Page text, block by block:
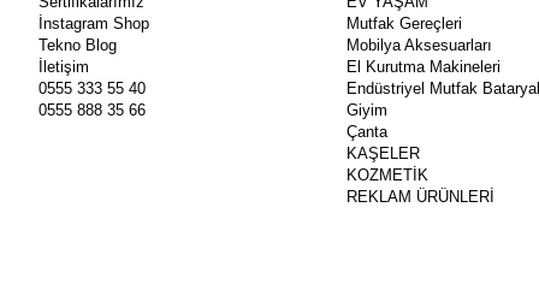
İnstagram Shop
Tekno Blog
İletişim
0555 333 55 40
0555 888 35 66
Mutfak Gereçleri
Mobilya Aksesuarları
El Kurutma Makineleri
Endüstriyel Mutfak
Giyim
Çanta
KAŞELER
KOZMETİK
REKLAM ÜRÜNLERİ